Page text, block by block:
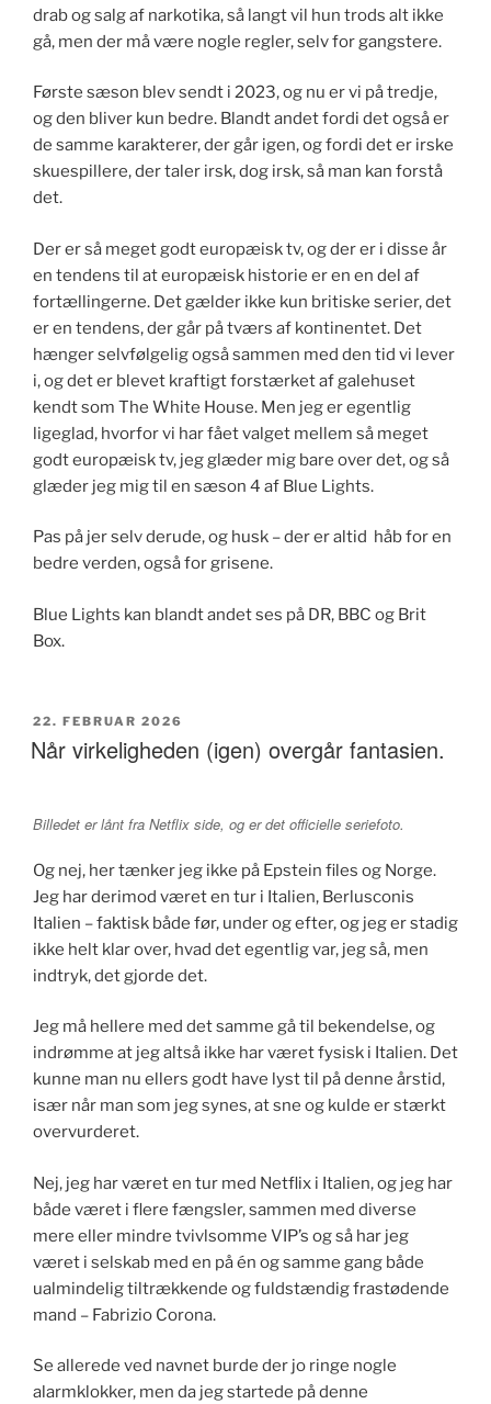
drab og salg af narkotika, så langt vil hun trods alt ikke
gå, men der må være nogle regler, selv for gangstere.
Første sæson blev sendt i 2023, og nu er vi på tredje,
og den bliver kun bedre. Blandt andet fordi det også er
de samme karakterer, der går igen, og fordi det er irske
skuespillere, der taler irsk, dog irsk, så man kan forstå
det.
Der er så meget godt europæisk tv, og der er i disse år
en tendens til at europæisk historie er en en del af
fortællingerne. Det gælder ikke kun britiske serier, det
er en tendens, der går på tværs af kontinentet. Det
hænger selvfølgelig også sammen med den tid vi lever
i, og det er blevet kraftigt forstærket af galehuset
kendt som The White House. Men jeg er egentlig
ligeglad, hvorfor vi har fået valget mellem så meget
godt europæisk tv, jeg glæder mig bare over det, og så
glæder jeg mig til en sæson 4 af Blue Lights.
Pas på jer selv derude, og husk – der er altid håb for en
bedre verden, også for grisene.
Blue Lights kan blandt andet ses på DR, BBC og Brit
Box.
UDGIVET
DEN
22. FEBRUAR 2026
Når virkeligheden (igen) overgår fantasien.
Billedet er lånt fra Netflix side, og er det officielle seriefoto.
Og nej, her tænker jeg ikke på Epstein files og Norge.
Jeg har derimod været en tur i Italien, Berlusconis
Italien – faktisk både før, under og efter, og jeg er stadig
ikke helt klar over, hvad det egentlig var, jeg så, men
indtryk, det gjorde det.
Jeg må hellere med det samme gå til bekendelse, og
indrømme at jeg altså ikke har været fysisk i Italien. Det
kunne man nu ellers godt have lyst til på denne årstid,
især når man som jeg synes, at sne og kulde er stærkt
overvurderet.
Nej, jeg har været en tur med Netflix i Italien, og jeg har
både været i flere fængsler, sammen med diverse
mere eller mindre tvivlsomme VIP’s og så har jeg
været i selskab med en på én og samme gang både
ualmindelig tiltrækkende og fuldstændig frastødende
mand – Fabrizio Corona.
Se allerede ved navnet burde der jo ringe nogle
alarmklokker, men da jeg startede på denne